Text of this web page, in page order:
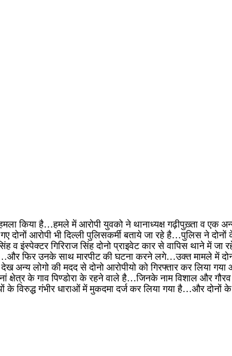
किया है…हमले में आरोपी युवको ने थानाध्यक्ष गढ़ीपुख़्ता व एक
आरोपी भी दिल्ली पुलिसकर्मी बताये जा रहे है…पुलिस ने
व इंस्पेक्टर गिरिराज सिंह दोनो प्राइवेट कार से वापिस थाने में
फिर उनके साथ मारपीट की घटना करने लगे…उक्त मामले में दोनो
लोगो की मदद से दोनो आरोपीयो को गिरफ्तार कर लिया गया
क्षेत्र के गाव पिण्डोरा के रहने वाले है…जिनके नाम विशाल और
विरुद्ध गंभीर धाराओं में मुकदमा दर्ज कर लिया गया है…और दोनों के